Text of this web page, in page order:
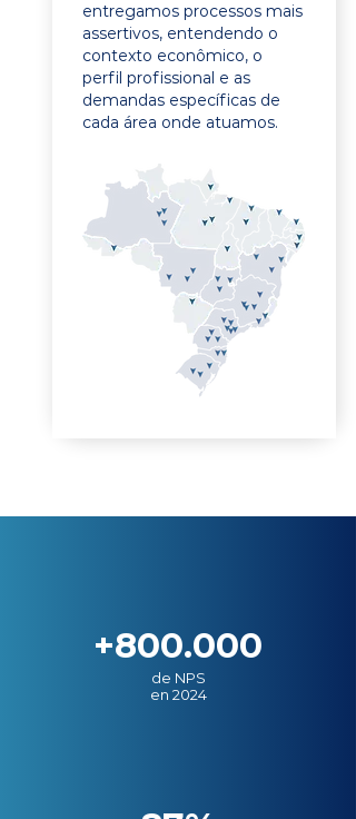
entregamos processos mais
assertivos, entendendo o
contexto econômico, o
perfil profissional e as
demandas específicas de
cada área onde atuamos.
+800.000
de NPS
en 2024